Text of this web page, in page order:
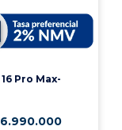
Pro Max-
6.990.000